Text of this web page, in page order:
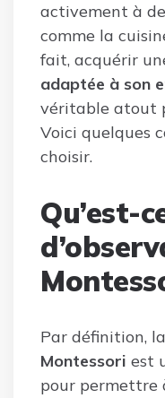
activement à
comme la
fait, acquérir
adaptée à son
véritable atout
Voici quelques
choisir.
Qu’est-
Par définition, la
Montessori est
pour permettre